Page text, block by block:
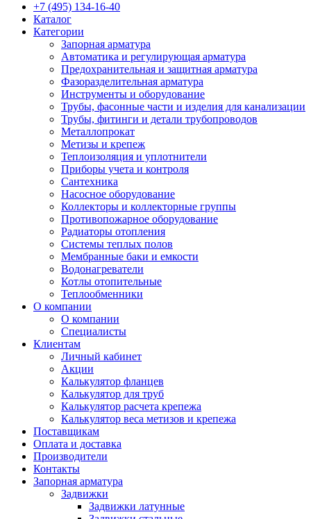
+7 (495) 134-16-40
Каталог
Категории
Запорная арматура
Автоматика и регулирующая арматура
Предохранительная и защитная арматура
Фазоразделительная арматура
Инструменты и оборудование
Трубы, фасонные части и изделия для канализации
Трубы, фитинги и детали трубопроводов
Металлопрокат
Метизы и крепеж
Теплоизоляция и уплотнители
Приборы учета и контроля
Сантехника
Насосное оборудование
Коллекторы и коллекторные группы
Противопожарное оборудование
Радиаторы отопления
Системы теплых полов
Мембранные баки и емкости
Водонагреватели
Котлы отопительные
Теплообменники
О компании
О компании
Специалисты
Клиентам
Личный кабинет
Акции
Калькулятор фланцев
Калькулятор для труб
Калькулятор расчета крепежа
Калькулятор веса метизов и крепежа
Поставщикам
Оплата и доставка
Производители
Контакты
Запорная арматура
Задвижки
Задвижки латунные